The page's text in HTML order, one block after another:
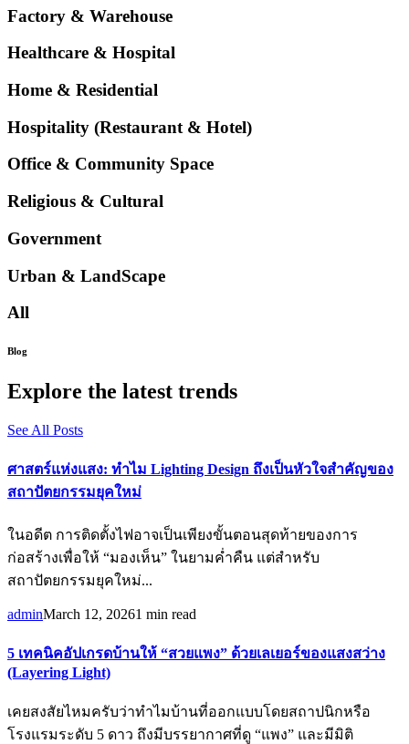
Factory & Warehouse
Healthcare & Hospital
Home & Residential
Hospitality (Restaurant & Hotel)
Office & Community Space
Religious & Cultural
Government
Urban & LandScape
All
Blog
Explore the latest trends
See All Posts
ศาสตร์แห่งแสง: ทำไม Lighting Design ถึงเป็นหัวใจสำคัญของ
สถาปัตยกรรมยุคใหม่
ในอดีต การติดตั้งไฟอาจเป็นเพียงขั้นตอนสุดท้ายของการ
ก่อสร้างเพื่อให้ “มองเห็น” ในยามค่ำคืน แต่สำหรับ
สถาปัตยกรรมยุคใหม่...
adminMarch 12, 20261 min read
5 เทคนิคอัปเกรดบ้านให้ “สวยแพง” ด้วยเลเยอร์ของแสงสว่าง
(Layering Light)
เคยสงสัยไหมครับว่าทำไมบ้านที่ออกแบบโดยสถาปนิกหรือ
โรงแรมระดับ 5 ดาว ถึงมีบรรยากาศที่ดู “แพง” และมีมิติ